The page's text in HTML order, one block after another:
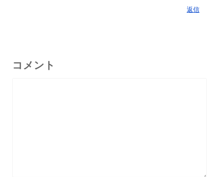
返信
コメント